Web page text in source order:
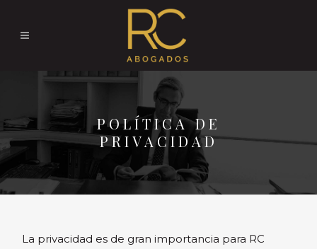
POLÍTICA DE
PRIVACIDAD
La privacidad es de gran importancia para RC